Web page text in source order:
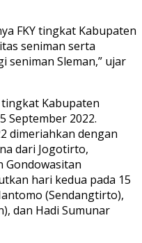
FKY tingkat Kabupaten
seniman serta
seniman Sleman,” ujar
tingkat Kabupaten
September 2022.
dimeriahkan dengan
dari Jogotirto,
Gondowasitan
hari kedua pada 15
(Sendangtirto),
dan Hadi Sumunar